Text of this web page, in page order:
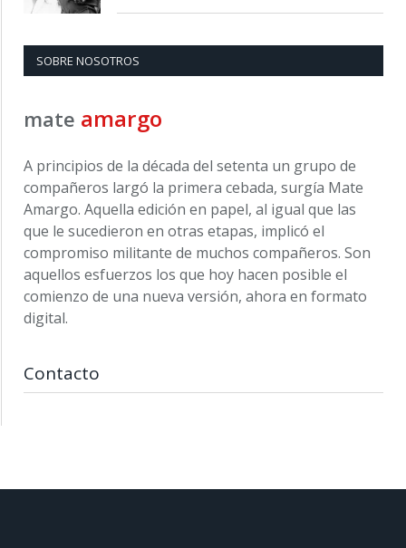
SOBRE NOSOTROS
mate amargo
A principios de la década del setenta un grupo de
compañeros largó la primera cebada, surgía Mate
Amargo. Aquella edición en papel, al igual que las
que le sucedieron en otras etapas, implicó el
compromiso militante de muchos compañeros. Son
aquellos esfuerzos los que hoy hacen posible el
comienzo de una nueva versión, ahora en formato
digital.
Contacto